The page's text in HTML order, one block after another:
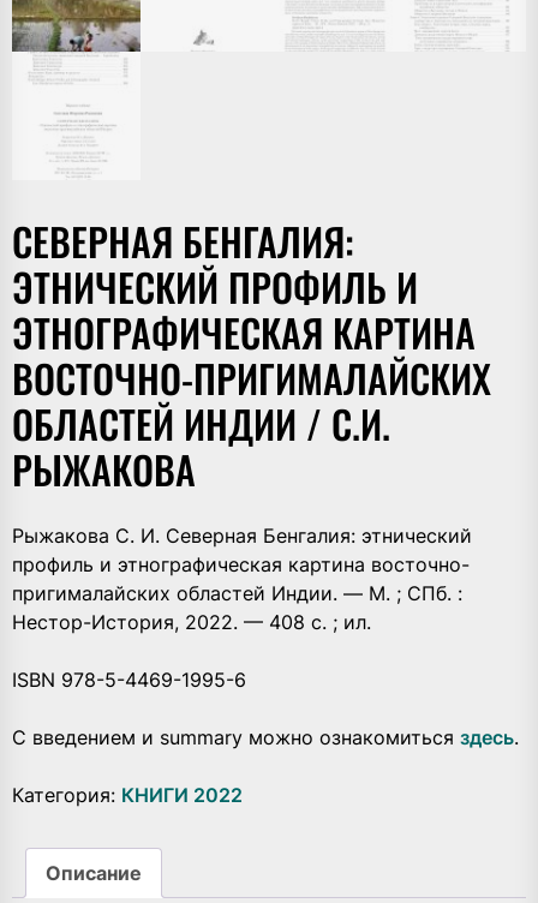
СЕВЕРНАЯ БЕНГАЛИЯ:
ЭТНИЧЕСКИЙ ПРОФИЛЬ И
ЭТНОГРАФИЧЕСКАЯ КАРТИНА
ВОСТОЧНО-ПРИГИМАЛАЙСКИХ
ОБЛАСТЕЙ ИНДИИ / С.И.
РЫЖАКОВА
Рыжакова С. И. Северная Бенгалия: этнический
профиль и этнографическая картина восточно-
пригималайских областей Индии. — М. ; СПб. :
Нестор-История, 2022. — 408 с. ; ил.
ISBN 978-5-4469-1995-6
С введением и summary можно ознакомиться здесь.
Категория: КНИГИ 2022
Описание